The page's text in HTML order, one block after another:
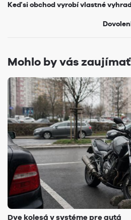
Keď si obchod vyrobí vlastné
Mohlo by vás zaujímať
Dve kolesá v systéme pre autá